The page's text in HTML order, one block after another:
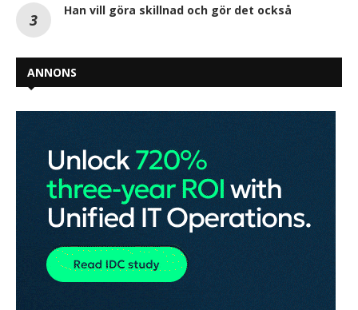
Han vill göra skillnad och gör det också
ANNONS